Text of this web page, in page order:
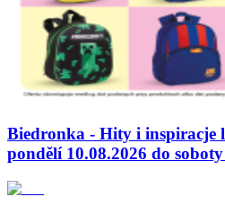
Biedronka - Hity i inspiracje
pondělí 10.08.2026 do